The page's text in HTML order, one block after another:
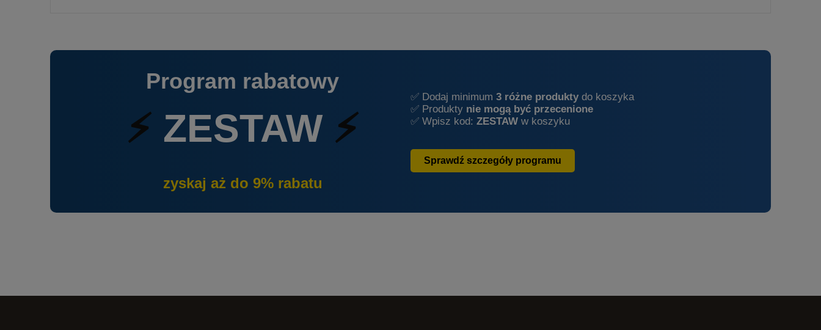
Program rabatowy
⚡ ZESTAW⚡
zyskaj aż do 9% rabatu
✅ Dodaj minimum 3 różne produkty do koszyka
✅ Produkty nie mogą być przecenione
✅ Wpisz kod: ZESTAW w koszyku
Sprawdź szczegóły programu